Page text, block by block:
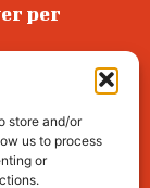
store and/or
us to process
or
per